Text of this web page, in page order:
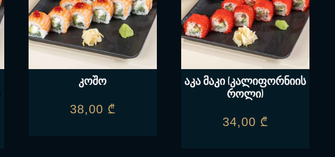
კოშო
38,00 ₾
აკა მაკი (კალიფორნიის
როლი)
34,00 ₾